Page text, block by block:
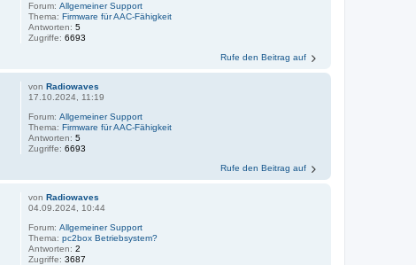
Forum:Allgemeiner Support
Thema:Firmware für AAC-Fähigkeit
Antworten:5
Zugriffe:6693
Rufe den Beitrag auf
vonRadiowaves
17.10.2024, 11:19
Forum:Allgemeiner Support
Thema:Firmware für AAC-Fähigkeit
Antworten:5
Zugriffe:6693
Rufe den Beitrag auf
vonRadiowaves
04.09.2024, 10:44
Forum:Allgemeiner Support
Thema:pc2box Betriebsystem?
Antworten:2
Zugriffe:3687